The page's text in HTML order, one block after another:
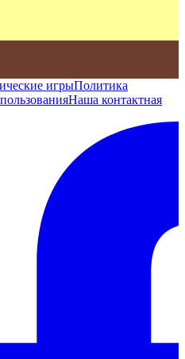
игрыПолитика
Наша контактная